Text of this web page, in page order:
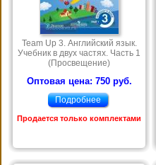
Team Up 3. Английский язык.
Учебник в двух частях. Часть 1
(Просвещение)
Оптовая цена: 750 руб.
Подробнее
Продается только комплектами